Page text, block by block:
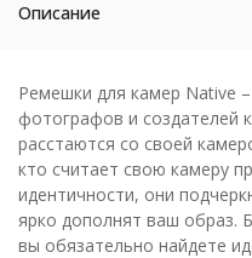
Описание
Ремешки для камер Native
фотографов и создателей
расстаются со своей
кто считает свою камеру
идентичности, они
ярко дополнят ваш образ.
вы обязательно найдете